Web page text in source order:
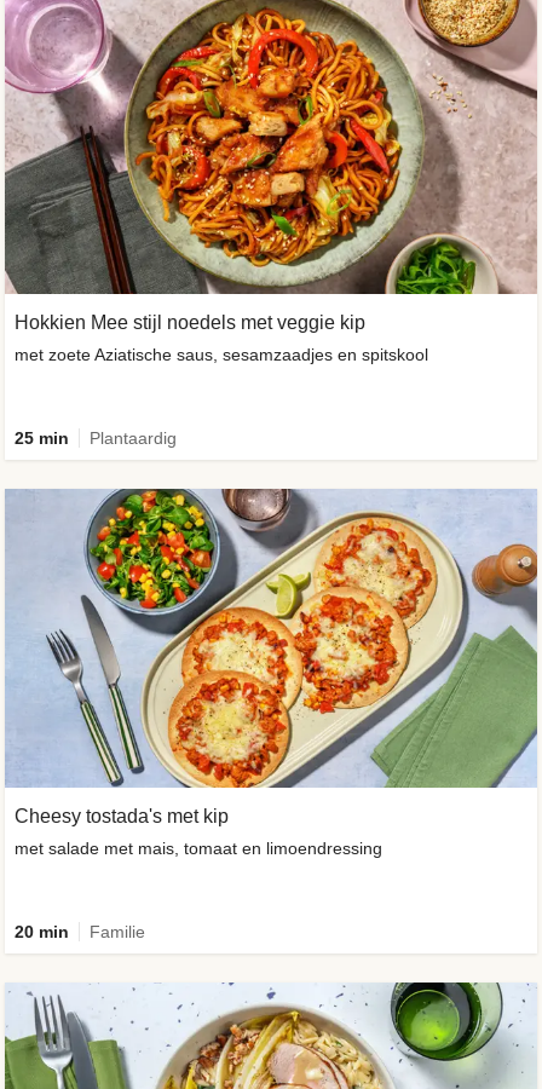
Hokkien Mee stijl noedels met veggie kip
met zoete Aziatische saus, sesamzaadjes en spitskool
25 min Plantaardig
Cheesy tostada's met kip
met salade met mais, tomaat en limoendressing
20 min Familie